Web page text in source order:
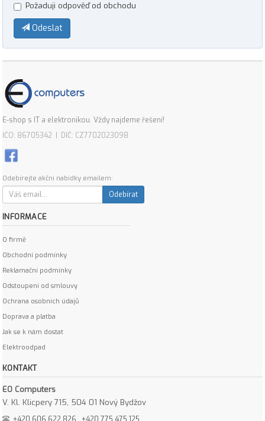
Požaduji odpověď od obchodu
Odeslat
E-shop s IT a elektronikou. Vždy najdeme řešení!
IČO: 86705342 | DIČ: CZ7702023098
Odebírejte akční nabídky emailem:
Odebírat
INFORMACE
O firmě
Obchodní podmínky
Reklamační podmínky
Odstoupení od smlouvy
Ochrana osobních údajů
Doprava a platba
Jak se k nám dostat
Elektroodpad
KONTAKT
EO Computers
V. Kl. Klicpery 715, 504 01 Nový Bydžov